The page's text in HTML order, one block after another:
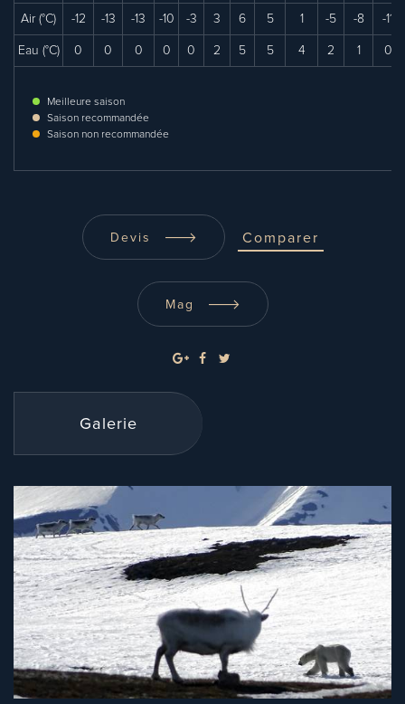
Air (°C) -12 -13 -13 -10 -3 3 6 5 1 -5 -8 -11
Eau (°C) 0 0 0 0 0 2 5 5 4 2 1 0
Meilleure saison
Saison recommandée
Saison non recommandée
Devis Comparer
Mag
Galerie